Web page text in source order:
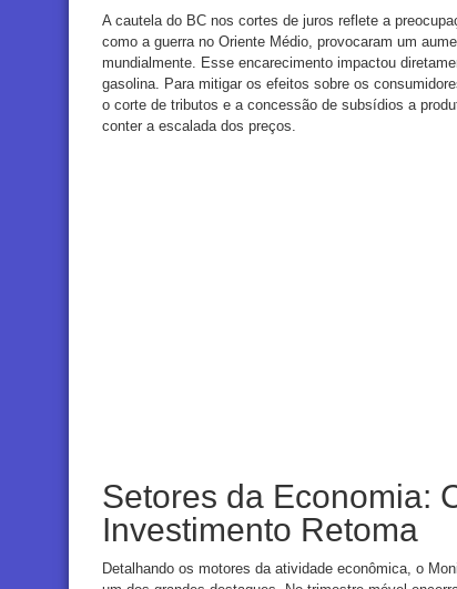
A cautela do BC nos cortes de juros reflete a
como a guerra no Oriente Médio, provocaram um
mundialmente. Esse encarecimento impactou
gasolina. Para mitigar os efeitos sobre os
o corte de tributos e a concessão de subsídios a
conter a escalada dos preços.
Setores da Economia:
Investimento Retoma
Detalhando os motores da atividade econômica, o